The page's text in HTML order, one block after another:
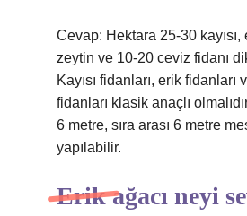
Cevap: Hektara 25-30 kayısı,
zeytin ve 10-20 ceviz fidanı
Kayısı fidanları, erik fidanları
fidanları klasik anaçlı
6 metre, sıra arası 6 metre
yapılabilir.
Erik ağacı neyi